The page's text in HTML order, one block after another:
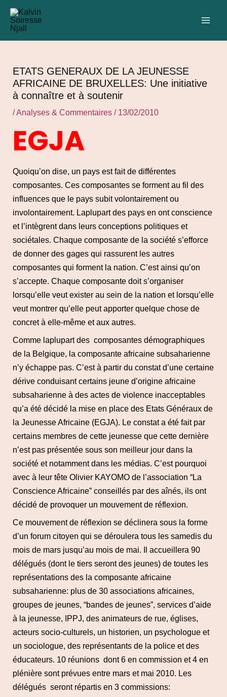
Aller
contenu
ETATS GENERAUX DE LA JEUNESSE
AFRICAINE DE BRUXELLES: Une initiative
à connaître et à soutenir
/Analyses & Commentaires/ 13/02/2010
EGJA
Quoiqu’on dise, un pays est fait de différentes
composantes. Ces composantes se forment au fil des
influences que le pays subit volontairement ou
involontairement. Laplupart des pays en ont conscience
et l’intègrent dans leurs conceptions politiques et
sociétales. Chaque composante de la société s’efforce
de donner des gages qui rassurent les autres
composantes qui forment la nation. C’est ainsi qu’on
s’accepte. Chaque composante doit s’organiser
lorsqu’elle veut exister au sein de la nation et lorsqu’elle
veut montrer qu’elle peut apporter quelque chose de
concret à elle-même et aux autres.
Comme laplupart des composantes démographiques
de la Belgique, la composante africaine subsaharienne
n’y échappe pas. C’est à partir du constat d’une certaine
dérive conduisant certains jeune d’origine africaine
subsaharienne à des actes de violence inacceptables
qu’a été décidé la mise en place des Etats Généraux de
la Jeunesse Africaine (EGJA). Le constat a été fait par
certains membres de cette jeunesse que cette dernière
n’est pas présentée sous son meilleur jour dans la
société et notamment dans les médias. C’est pourquoi
avec à leur tête Olivier KAYOMO de l’association “La
Conscience Africaine” conseillés par des aînés, ils ont
décidé de provoquer un mouvement de réflexion.
Ce mouvement de réflexion se déclinera sous la forme
d’un forum citoyen qui se déroulera tous les samedis du
mois de mars jusqu’au mois de mai. Il accueillera 90
délégués (dont le tiers seront des jeunes) de toutes les
représentations des la composante africaine
subsaharienne: plus de 30 associations africaines,
groupes de jeunes, “bandes de jeunes”, services d’aide
à la jeunesse, IPPJ, des animateurs de rue, églises,
acteurs socio-culturels, un historien, un psychologue et
un sociologue, des représentants de la police et des
éducateurs. 10 réunions dont 6 en commission et 4 en
plénière sont prévues entre mars et mai 2010. Les
délégués seront répartis en 3 commissions:
Navigation
des
articles
C
a
o
r